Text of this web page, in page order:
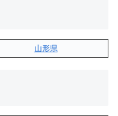
山形県